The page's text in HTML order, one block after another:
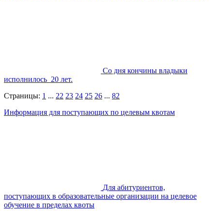
Со дня кончины владыки
исполнилось 20 лет.
Страницы: 1 ... 22 23 24 25 26 ... 82
Информация для поступающих по целевым квотам
Для абитуриентов,
поступающих в образовательные организации на целевое
обучение в пределах квоты